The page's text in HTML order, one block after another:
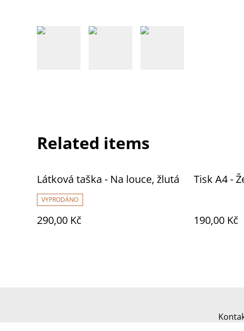
Related items
Látková taška - Na louce, žlutá
VYPRODÁNO
290,00 Kč
Tisk A4 -
190,00 Kč